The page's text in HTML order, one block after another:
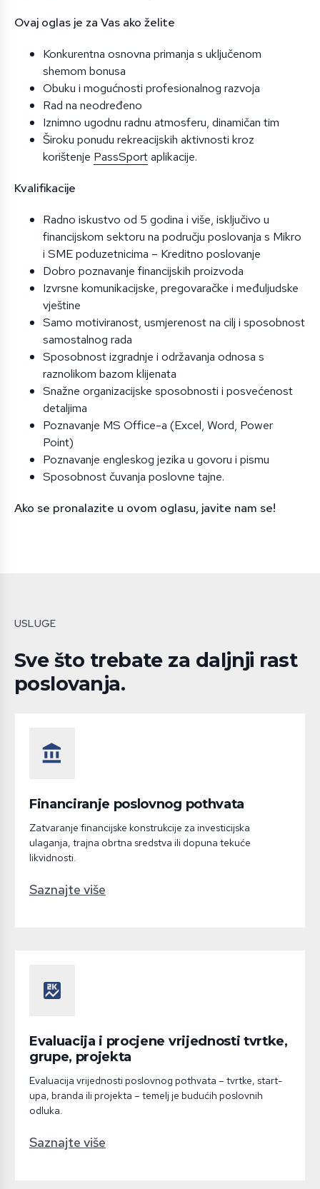
Ovaj oglas je za Vas ako želite
Konkurentna osnovna primanja s uključenom
shemom bonusa
Obuku i mogućnosti profesionalnog razvoja
Rad na neodređeno
Iznimno ugodnu radnu atmosferu, dinamičan tim
Široku ponudu rekreacijskih aktivnosti kroz
korištenje PassSportaplikacije.
Kvalifikacije
Radno iskustvo od 5 godina i više, isključivo u
financijskom sektoru na području poslovanja s Mikro
i SME poduzetnicima – Kreditno poslovanje
Dobro poznavanje financijskih proizvoda
Izvrsne komunikacijske, pregovaračke i međuljudske
vještine
Samo motiviranost, usmjerenost na cilj i sposobnost
samostalnog rada
Sposobnost izgradnje i održavanja odnosa s
raznolikom bazom klijenata
Snažne organizacijske sposobnosti i posvećenost
detaljima
Poznavanje MS Office-a (Excel, Word, Power
Point)
Poznavanje engleskog jezika u govoru i pismu
Sposobnost čuvanja poslovne tajne.
Ako se pronalazite u ovom oglasu, javite nam se!
USLUGE
Sve što trebate za daljnji rast
poslovanja.
account_balance
Financiranje poslovnog pothvata
Zatvaranje financijske konstrukcije za investicijska
ulaganja, trajna obrtna sredstva ili dopuna tekuće
likvidnosti.
Saznajte više
score
Evaluacija i procjene vrijednosti tvrtke,
grupe, projekta
Evaluacija vrijednosti poslovnog pothvata – tvrtke, start-
upa, branda ili projekta – temelj je budućih poslovnih
odluka.
Saznajte više